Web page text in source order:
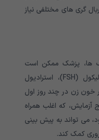
گری های مختلفی نیاز
ها، پزشک ممکن است
غلظت هورمون تحریک کننده فولیکول (FSH)، استرادیول
خون زن در چند روز اول
آزمایش، که اغلب همراه
می تواند به پیش بینی
کمک کند.